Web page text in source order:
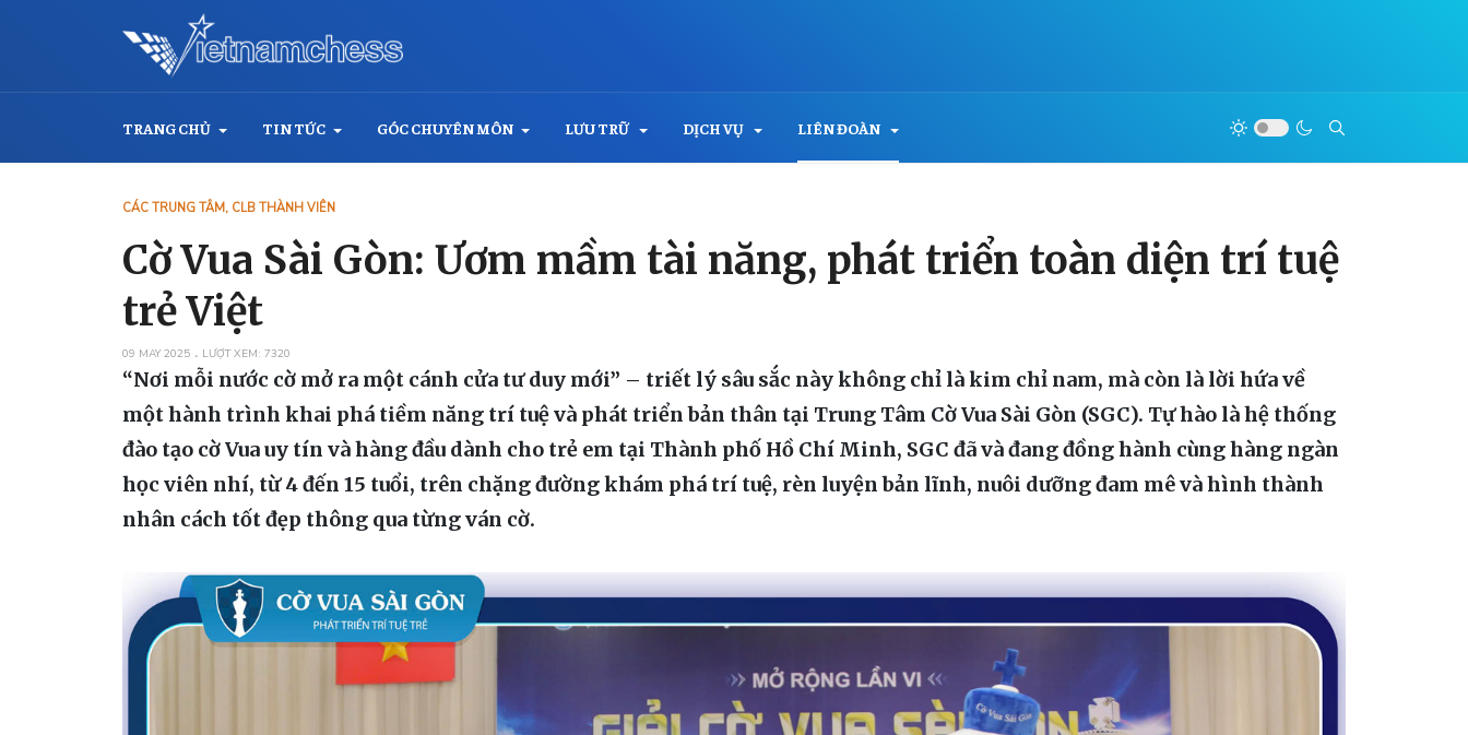
TRANG CHỦ TIN TỨC GÓC CHUYÊN MÔN LƯU TRỮ DỊCH VỤ LIÊN ĐOÀN
CÁC TRUNG TÂM, CLB THÀNH VIÊN
Cờ Vua Sài Gòn: Ươm mầm tài năng, phát triển toàn diện trí tuệ
trẻ Việt
09 MAY 2025 LƯỢT XEM: 7320
“Nơi mỗi nước cờ mở ra một cánh cửa tư duy mới” – triết lý sâu sắc này không chỉ là kim chỉ nam, mà còn là lời hứa về
một hành trình khai phá tiềm năng trí tuệ và phát triển bản thân tại Trung Tâm Cờ Vua Sài Gòn (SGC). Tự hào là hệ thống
đào tạo cờ Vua uy tín và hàng đầu dành cho trẻ em tại Thành phố Hồ Chí Minh, SGC đã và đang đồng hành cùng hàng ngàn
học viên nhí, từ 4 đến 15 tuổi, trên chặng đường khám phá trí tuệ, rèn luyện bản lĩnh, nuôi dưỡng đam mê và hình thành
nhân cách tốt đẹp thông qua từng ván cờ.